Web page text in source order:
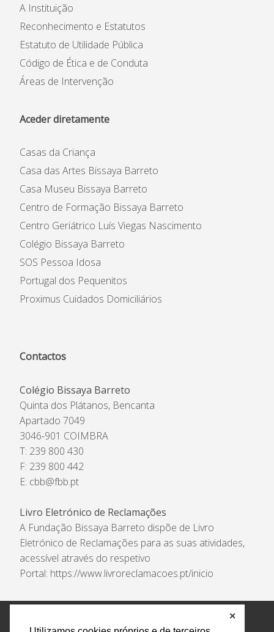
✕
A Instituição
Reconhecimento e Estatutos
Estatuto de Utilidade Pública
Código de Ética e de Conduta
Áreas de Intervenção
Aceder diretamente
Casas da Criança
Casa das Artes Bissaya Barreto
Casa Museu Bissaya Barreto
Centro de Formação Bissaya Barreto
Centro Geriátrico Luís Viegas Nascimento
Colégio Bissaya Barreto
SOS Pessoa Idosa
Portugal dos Pequenitos
Proximus Cuidados Domiciliários
Contactos
Colégio Bissaya Barreto
Quinta dos Plátanos, Bencanta
Apartado 7049
3046-901 COIMBRA
T: 239 800 430
F: 239 800 442
E: cbb@fbb.pt
Livro Eletrónico de Reclamações
A Fundação Bissaya Barreto dispõe de Livro
Eletrónico de Reclamações para as suas atividades,
acessível através do respetivo
Portal: https://www.livroreclamacoes.pt/inicio
Política de Privacidade e Tratamento de Dados